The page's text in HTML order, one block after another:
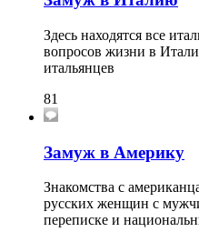
Здесь находятся все
вопросов жизни в
итальянцев
81
Замуж в Америку
Знакомства с
русских женщин с
переписке и